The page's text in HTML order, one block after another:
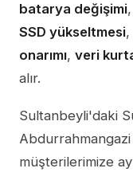
batarya değişimi,
SSD yükseltmesi,
onarımı, veri
alır.
Sultanbeyli'daki
müşterilerimize